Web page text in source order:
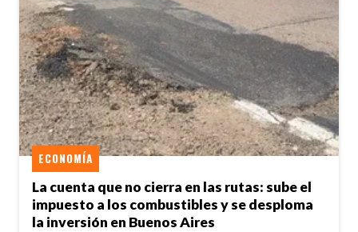
La cuenta que no cierra en las rutas: sube el
impuesto a los combustibles y se desploma
la inversión en Buenos Aires
ECONOMÍA